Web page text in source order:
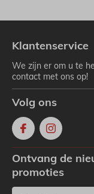
Klantenservice
We zijn er om u te
contact met ons op!
Volg ons
Ontvang de
promoties